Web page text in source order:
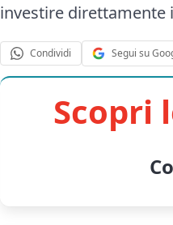
investire direttamente
Condividi Segui su
Scopri